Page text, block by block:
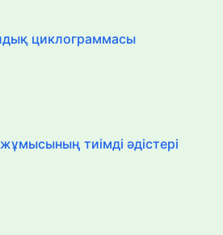
циклограммасы
тиімді әдістері